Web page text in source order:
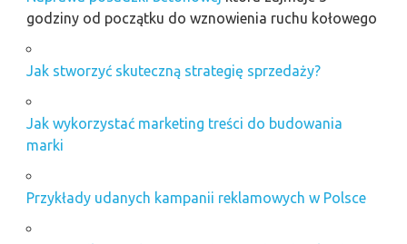
godziny od początku do wznowienia ruchu kołowego
Jak stworzyć skuteczną strategię sprzedaży?
Jak wykorzystać marketing treści do budowania
marki
Przykłady udanych kampanii reklamowych w Polsce